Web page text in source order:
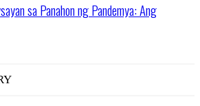
sa Panahon ng Pandemya: Ang